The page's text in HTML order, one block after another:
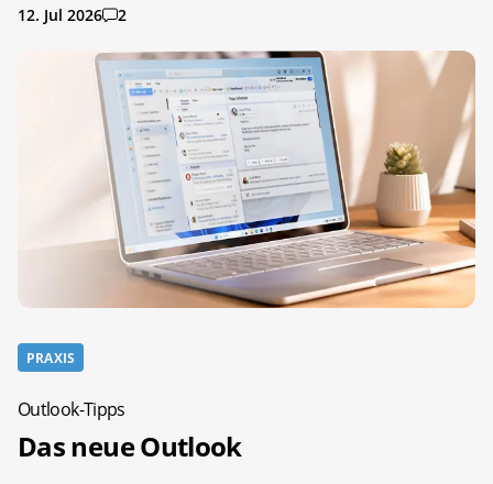
12. Jul 2026 2
PRAXIS
Outlook-Tipps
Das neue Outlook